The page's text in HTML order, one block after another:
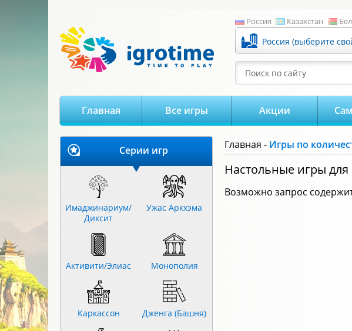
Россия Казахстан
Поиск по сайту
Главная Все игры Акции
Главная - Игры по
Настольные игры для
Возможно запрос
Серии игр
Имаджинариум/
Диксит
Ужас Аркхэма
Активити/Элиас Монополия
Каркассон Дженга (Башня)